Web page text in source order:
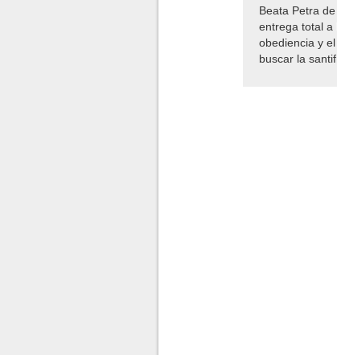
Beata Petra
entrega total a
obediencia y
buscar la